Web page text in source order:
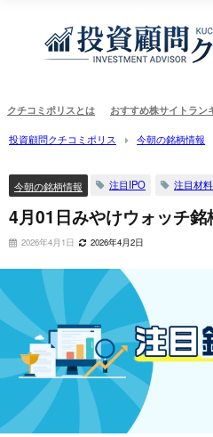
クチコミポリスとは おすすめ株サイトラン
投資顧問クチコミポリス 今朝の銘柄情報
今朝の銘柄情報 注目IPO 注目材料
4月01日みやけウォッチ銘
2026年4月1日 2026年4月2日